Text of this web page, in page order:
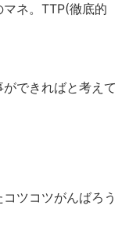
ネ。TTP(徹底的
できればと考えて
ツコツがんばろう